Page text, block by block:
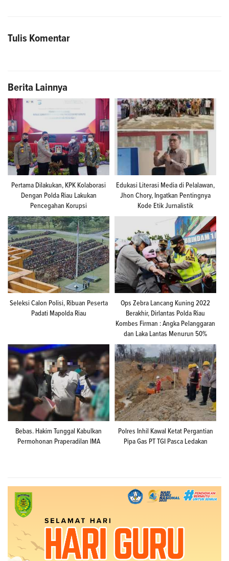
Tulis Komentar
Berita Lainnya
Pertama Dilakukan, KPK Kolaborasi
Dengan Polda Riau Lakukan
Pencegahan Korupsi
Edukasi Literasi Media di Pelalawan,
Jhon Chory, Ingatkan Pentingnya
Kode Etik Jurnalistik
Seleksi Calon Polisi, Ribuan Peserta
Padati Mapolda Riau
Ops Zebra Lancang Kuning 2022
Berakhir, Dirlantas Polda Riau
Kombes Firman : Angka Pelanggaran
dan Laka Lantas Menurun 50%
Bebas. Hakim Tunggal Kabulkan
Permohonan Praperadilan IMA
Polres Inhil Kawal Ketat Pergantian
Pipa Gas PT TGI Pasca Ledakan